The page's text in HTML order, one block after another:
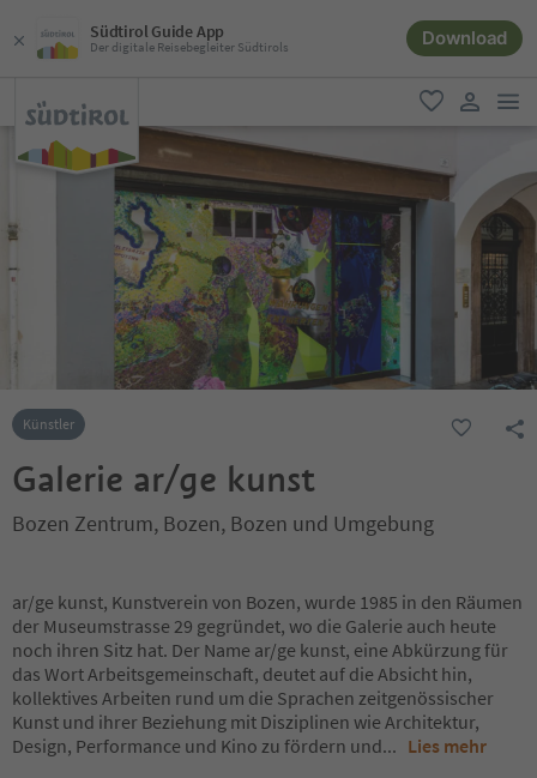
Südtirol Guide App
Der digitale Reisebegleiter Südtirols Download
favorit
user link
Künstler
Galerie ar/ge kunst
Bozen Zentrum, Bozen, Bozen und Umgebung
ar/ge kunst, Kunstverein von Bozen, wurde 1985 in den Räumen
der Museumstrasse 29 gegründet, wo die Galerie auch heute
noch ihren Sitz hat. Der Name ar/ge kunst, eine Abkürzung für
das Wort Arbeitsgemeinschaft, deutet auf die Absicht hin,
kollektives Arbeiten rund um die Sprachen zeitgenössischer
Kunst und ihrer Beziehung mit Disziplinen wie Architektur,
Design, Performance und Kino zu fördern und... Lies mehr